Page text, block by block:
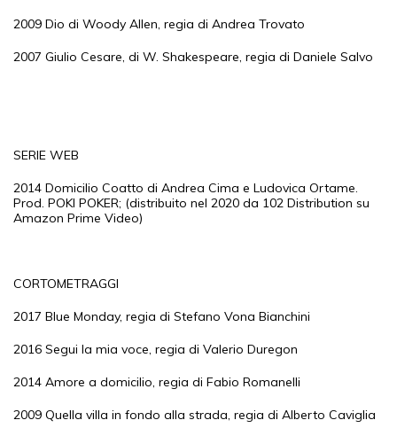
2009 Dio di Woody Allen, regia di Andrea Trovato
2007 Giulio Cesare, di W. Shakespeare, regia di Daniele Salvo
SERIE WEB
2014 Domicilio Coatto di Andrea Cima e Ludovica Ortame.
Prod. POKI POKER; (distribuito nel 2020 da 102 Distribution su
Amazon Prime Video)
CORTOMETRAGGI
2017 Blue Monday, regia di Stefano Vona Bianchini
2016 Segui la mia voce, regia di Valerio Duregon
2014 Amore a domicilio, regia di Fabio Romanelli
2009 Quella villa in fondo alla strada, regia di Alberto Caviglia